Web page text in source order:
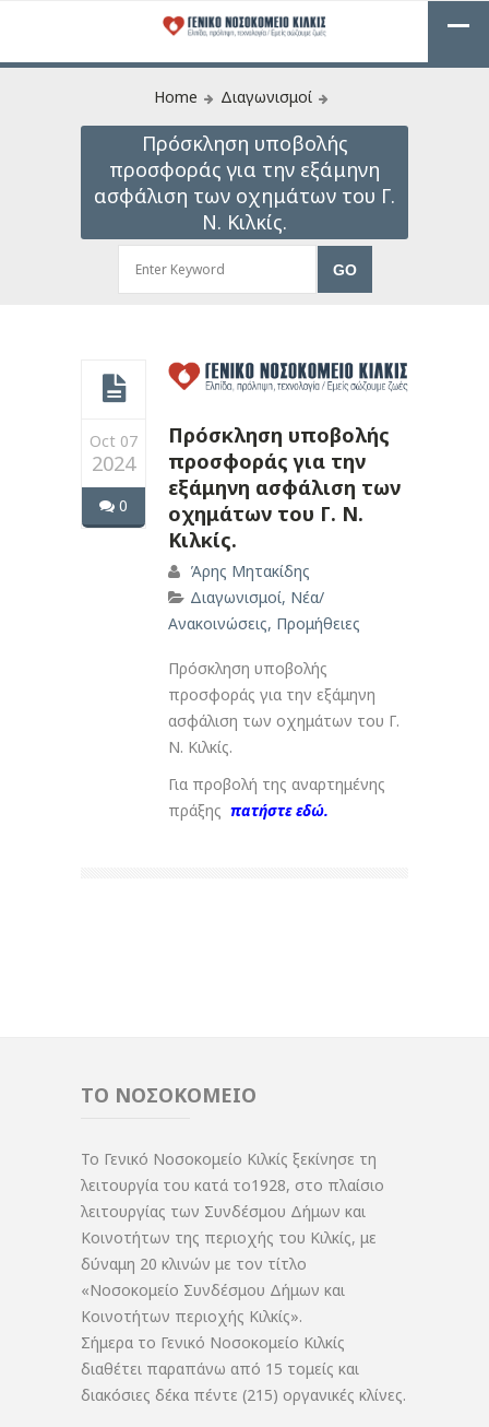
Home Διαγωνισμοί
Πρόσκληση υποβολής
προσφοράς για την εξάμηνη
ασφάλιση των οχημάτων του Γ.
Ν. Κιλκίς.
Oct 07
2024
0
Πρόσκληση υποβολής
προσφοράς για την
εξάμηνη ασφάλιση των
οχημάτων του Γ. Ν.
Κιλκίς.
Άρης Μητακίδης
Διαγωνισμοί, Νέα/
Ανακοινώσεις, Προμήθειες
Πρόσκληση υποβολής
προσφοράς για την εξάμηνη
ασφάλιση των οχημάτων του Γ.
Ν. Κιλκίς.
Για προβολή της αναρτημένης
πράξης πατήστε εδώ.
ΤΟ ΝΟΣΟΚΟΜΕΙΟ
Το Γενικό Νοσοκομείο Κιλκίς ξεκίνησε τη
λειτουργία του κατά το1928, στο πλαίσιο
λειτουργίας των Συνδέσμου Δήμων και
Κοινοτήτων της περιοχής του Κιλκίς, με
δύναμη 20 κλινών με τον τίτλο
«Νοσοκομείο Συνδέσμου Δήμων και
Κοινοτήτων περιοχής Κιλκίς».
Σήμερα το Γενικό Νοσοκομείο Κιλκίς
διαθέτει παραπάνω από 15 τομείς και
διακόσιες δέκα πέντε (215) οργανικές κλίνες.